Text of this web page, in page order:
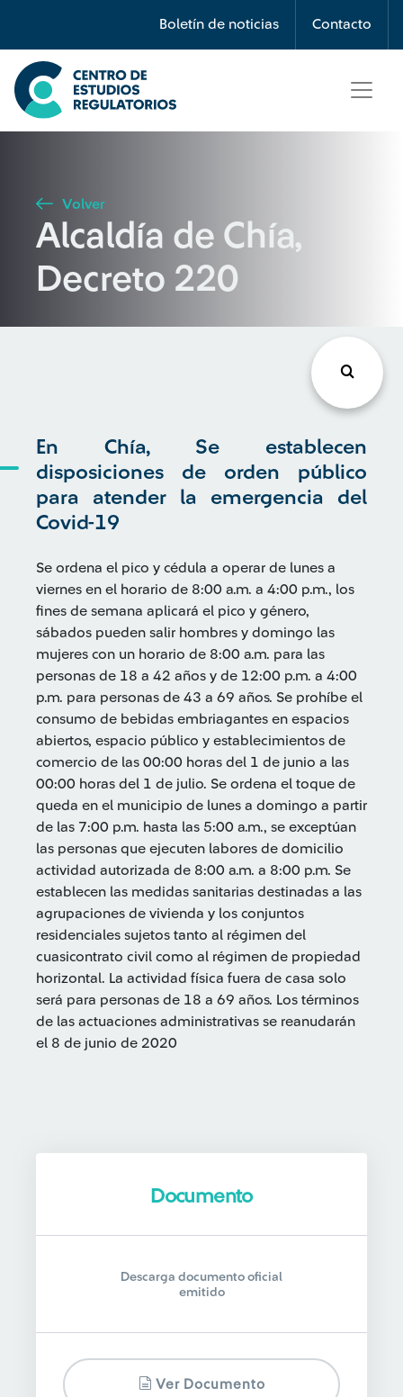
Boletín de noticias Contacto
Búsqueda
Seleccione país
Buscar
Volver
Alcaldía de Chía,
Decreto 220
En Chía, Se establecen
disposiciones de orden público
para atender la emergencia del
Covid-19
Se ordena el pico y cédula a operar de lunes a
viernes en el horario de 8:00 a.m. a 4:00 p.m., los
fines de semana aplicará el pico y género,
sábados pueden salir hombres y domingo las
mujeres con un horario de 8:00 a.m. para las
personas de 18 a 42 años y de 12:00 p.m. a 4:00
p.m. para personas de 43 a 69 años. Se prohíbe el
consumo de bebidas embriagantes en espacios
abiertos, espacio público y establecimientos de
comercio de las 00:00 horas del 1 de junio a las
00:00 horas del 1 de julio. Se ordena el toque de
queda en el municipio de lunes a domingo a partir
de las 7:00 p.m. hasta las 5:00 a.m., se exceptúan
las personas que ejecuten labores de domicilio
actividad autorizada de 8:00 a.m. a 8:00 p.m. Se
establecen las medidas sanitarias destinadas a las
agrupaciones de vivienda y los conjuntos
residenciales sujetos tanto al régimen del
cuasicontrato civil como al régimen de propiedad
horizontal. La actividad física fuera de casa solo
será para personas de 18 a 69 años. Los términos
de las actuaciones administrativas se reanudarán
el 8 de junio de 2020
Documento
Descarga documento oficial
emitido
Ver Documento